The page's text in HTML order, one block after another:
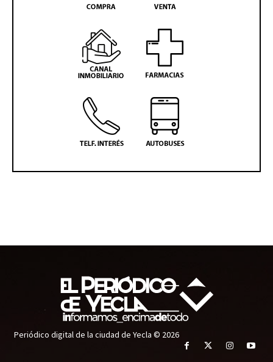
Periódico digital de la ciudad de Yecla © 2026